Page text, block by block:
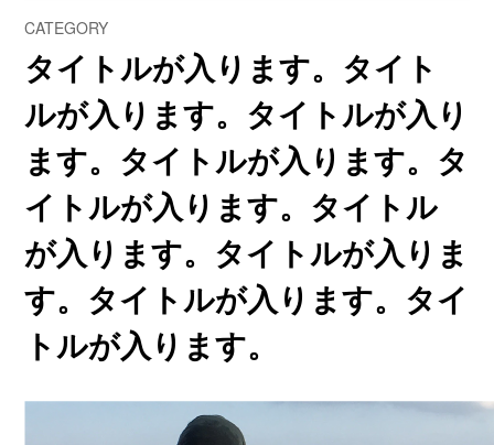
CATEGORY
タイトルが入ります。タイト
ルが入ります。タイトルが入り
ます。タイトルが入ります。タ
イトルが入ります。タイトル
が入ります。タイトルが入りま
す。タイトルが入ります。タイ
トルが入ります。